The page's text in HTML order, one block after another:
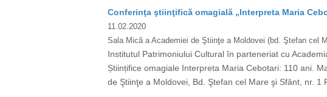
Conferinţa ştiinţifică omagială „Interpreta Maria
11.02.2020
Sala Mică a Academiei de Ştiinţe a Moldovei (bd. Ştefan cel
Institutul Patrimoniului Cultural în parteneriat cu
Științifice omagiale Interpreta Maria Cebotari: 110 ani.
de Ştiinţe a Moldovei, Bd. Ştefan cel Mare şi Sfânt, nr. 1